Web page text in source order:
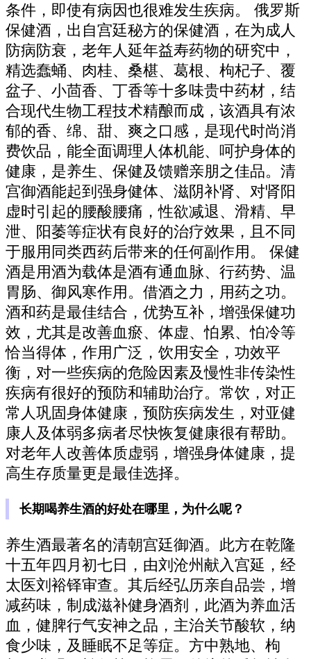
条件，即使有病因也很难发生疾病。 俄罗斯
保健酒，出自宫廷秘方的保健酒，在为成人
防病防衰，老年人延年益寿药物的研究中，
精选蠢蛹、肉桂、桑椹、葛根、枸杞子、覆
盆子、小茴香、丁香等十多味贵中药材，结
合现代生物工程技术精酿而成，该酒具有浓
郁的香、绵、甜、爽之口感，是现代时尚消
费饮品，能全面调理人体机能、呵护身体的
健康，是养生、保健及馈赠亲朋之佳品。清
宫御酒能起到强身健体、滋阴补肾、对肾阳
虚时引起的腰酸腰痛，性欲减退、滑精、早
泄、阳萎等症状有良好的治疗效果，且不同
于服用同类西药后带来的任何副作用。 保健
酒是用酒为载体是酒有通血脉、行药势、温
胃肠、御风寒作用。借酒之力，用药之功。
酒和药是最佳结合，优势互补，增强保健功
效，尤其是改善血瘀、体虚、怕累、怕冷等
恰当得体，作用广泛，饮用安全，功效平
衡，对一些疾病的危险因素及慢性非传染性
疾病有很好的预防和辅助治疗。常饮，对正
常人巩固身体健康，预防疾病发生，对亚健
康人及体弱多病者尽快恢复健康很有帮助。
对老年人改善体质虚弱，增强身体健康，提
高生存质量更是最佳选择。
长期喝养生酒的好处在哪里，为什么呢？
养生酒最著名的清朝宫廷御酒。此方在乾隆
十五年四月初七日，由刘沧州献入宫延，经
太医刘裕铎审查。其后经弘历亲自品尝，增
减药味，制成滋补健身酒剂，此酒为养血活
血，健脾行气安神之品，主治关节酸软，纳
食少味，及睡眠不足等症。方中熟地、枸